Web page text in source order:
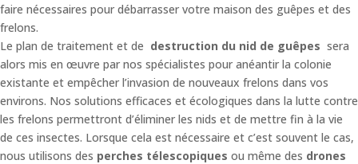
faire nécessaires pour débarrasser votre maison des guêpes et des
frelons.
Le plan de traitement et de destruction du nid de guêpes sera
alors mis en œuvre par nos spécialistes pour anéantir la colonie
existante et empêcher l’invasion de nouveaux frelons dans vos
environs. Nos solutions efficaces et écologiques dans la lutte contre
les frelons permettront d’éliminer les nids et de mettre fin à la vie
de ces insectes. Lorsque cela est nécessaire et c’est souvent le cas,
nous utilisons des perches télescopiques ou même des drones